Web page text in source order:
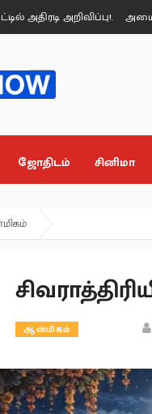
அறிவிப்பு!. அமைச்சர்
ஜோதிடம் சினிமா
ஆன்மிகம்